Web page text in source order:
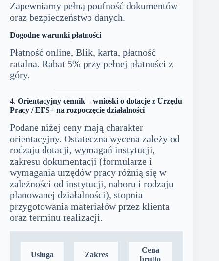
Zapewniamy pełną poufność dokumentów
oraz bezpieczeństwo danych.
Dogodne warunki płatności
Płatność online, Blik, karta, płatność
ratalna. Rabat 5% przy pełnej płatności z
góry.
4. Orientacyjny cennik – wnioski o dotacje z Urzędu
Pracy / EFS+ na rozpoczęcie działalności
Podane niżej ceny mają charakter
orientacyjny. Ostateczna wycena zależy od
rodzaju dotacji, wymagań instytucji,
zakresu dokumentacji (formularze i
wymagania urzędów pracy różnią się w
zależności od instytucji, naboru i rodzaju
planowanej działalności), stopnia
przygotowania materiałów przez klienta
oraz terminu realizacji.
Usługa Zakres
Cena
brutto